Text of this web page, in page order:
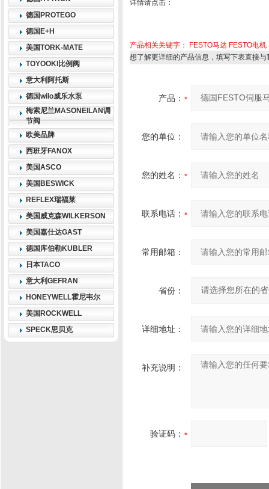
德国PROTEGO
德国E+H
美国TORK-MATE
TOYOOKI比例阀
意大利阿托斯
德国wilo威乐水泵
梅索尼兰MASONEILAN调
节阀
欧美品牌
西班牙FANOX
美国ASCO
美国BESWICK
REFLEX瑞福莱
美国威克森WILKERSON
美国嘉仕达GAST
德国库伯勒KUBLER
日本TACO
意大利GEFRAN
HONEYWELL霍尼韦尔
美国ROCKWELL
SPECK思贝克
详情请点击：
产品相关关键字： FESTO马达 FESTO电机
想了解更详细的产品信息，填写下表直接与
产品：
您的单位：
您的姓名：
联系电话：
常用邮箱：
省份：
详细地址：
补充说明：
验证码：